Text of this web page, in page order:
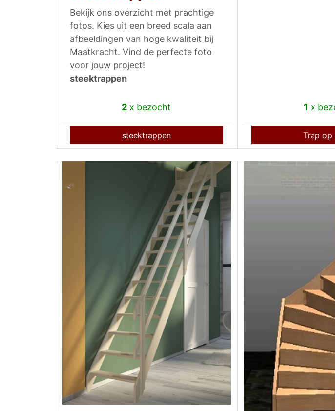
Bekijk ons overzicht met prachtige
fotos. Kies uit een breed scala aan
afbeeldingen van hoge kwaliteit bij
Maatkracht. Vind de perfecte foto
voor jouw project!
steektrappen
2 x bezocht
steektrappen
1 x
Trap op